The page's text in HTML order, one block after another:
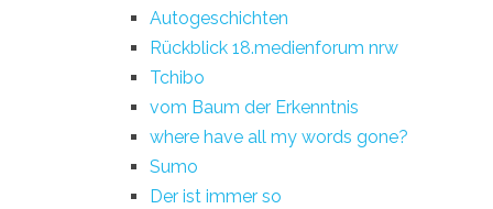
Autogeschichten
Rückblick 18.medienforum nrw
Tchibo
vom Baum der Erkenntnis
where have all my words gone?
Sumo
Der ist immer so